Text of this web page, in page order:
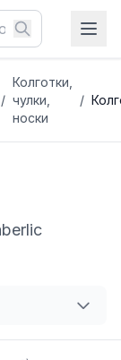
/
Колготки,
чулки,
носки
/